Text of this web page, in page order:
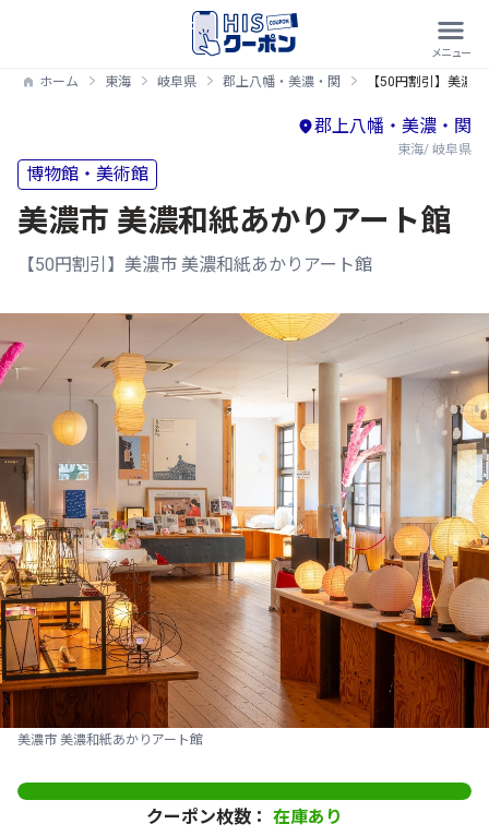
ホーム 東海 岐阜県 郡上八幡・美濃・関 【50円割引】美濃
郡上八幡・美濃・関
東海/ 岐阜県
博物館・美術館
美濃市 美濃和紙あかりアート館
【50円割引】美濃市 美濃和紙あかりアート館
美濃市 美濃和紙あかりアート館
クーポン枚数： 在庫あり